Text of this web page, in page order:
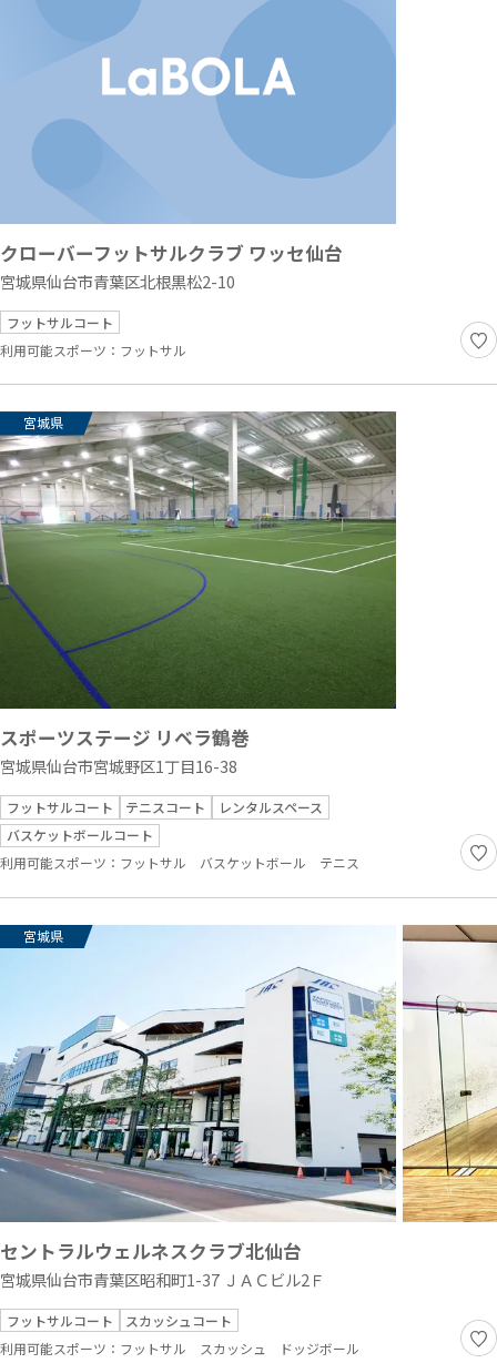
クローバーフットサルクラブ ワッセ仙台
宮城県仙台市青葉区北根黒松2-10
フットサルコート
利用可能スポーツ： フットサル
宮城県
スポーツステージ リベラ鶴巻
宮城県仙台市宮城野区1丁目16-38
フットサルコート テニスコート
レンタルスペース
バスケットボールコート
利用可能スポーツ： フットサル バスケットボール テニス
宮城県
セントラルウェルネスクラブ北仙台
宮城県仙台市青葉区昭和町1-37 ＪＡＣビル2Ｆ
フットサルコート
スカッシュコート
利用可能スポーツ： フットサル スカッシュ ドッジボール